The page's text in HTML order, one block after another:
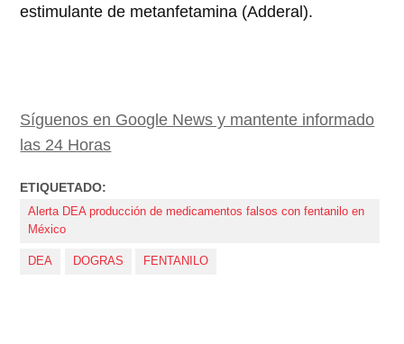
estimulante de metanfetamina (Adderal).
Síguenos en Google News y mantente informado
las 24 Horas
ETIQUETADO:
Alerta DEA producción de medicamentos falsos con fentanilo en
México
DEA DOGRAS FENTANILO